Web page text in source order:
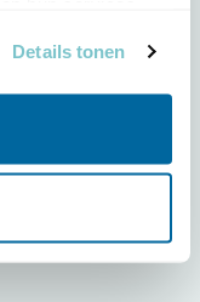
Details tonen